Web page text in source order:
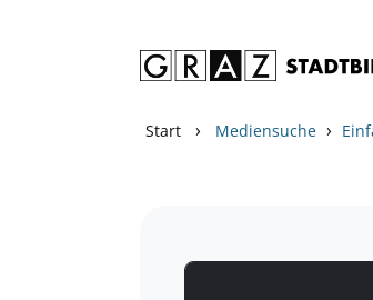
Start › Mediensuche ›